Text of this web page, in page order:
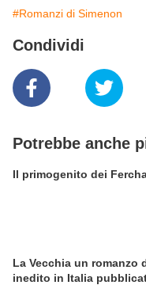
#Romanzi di Simenon
Condividi
Potrebbe anche
Il primogenito dei
La Vecchia un romanzo
inedito in Italia